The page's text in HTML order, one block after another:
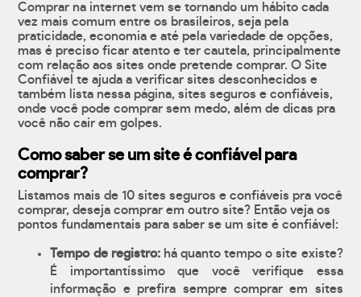
Comprar na internet vem se tornando um hábito cada
vez mais comum entre os brasileiros, seja pela
praticidade, economia e até pela variedade de opções,
mas é preciso ficar atento e ter cautela, principalmente
com relação aos sites onde pretende comprar. O Site
Confiável te ajuda a verificar sites desconhecidos e
também lista nessa página, sites seguros e confiáveis,
onde você pode comprar sem medo, além de dicas pra
você não cair em golpes.
Como saber se um site é confiável para
comprar?
Listamos mais de 10 sites seguros e confiáveis pra você
comprar, deseja comprar em outro site? Então veja os
pontos fundamentais para saber se um site é confiável:
Tempo de registro:há quanto tempo o site existe?
É importantíssimo que você verifique essa
informação e prefira sempre comprar em sites